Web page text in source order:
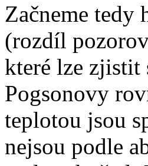
Začneme tedy
(rozdíl
které lze zjistit
Pogsonovy
teplotou jsou
nejsou podle